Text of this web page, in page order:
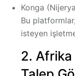
Konga
Bu
isteyen
2. Afrika